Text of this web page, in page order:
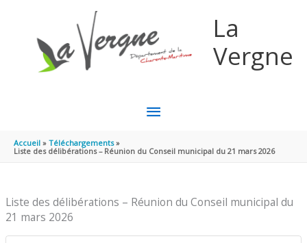
La
Vergne
MENU
PRINCIPAL
Accueil
Téléchargements
Liste des délibérations – Réunion du Conseil municipal du 21 mars 2026
Liste des délibérations – Réunion du Conseil municipal du
21 mars 2026